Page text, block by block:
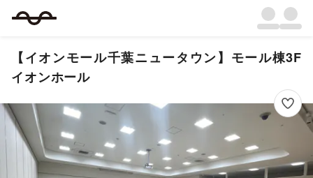
【イオンモール千葉ニュータウン】モール棟3F
イオンホール